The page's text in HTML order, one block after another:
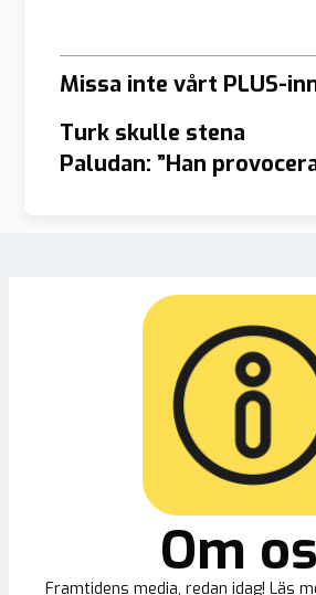
Missa inte vårt PLUS-
Turk skulle stena
Paludan: ”Han
Om
Framtidens media, redan idag! Läs